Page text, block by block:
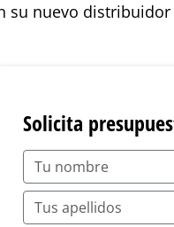
su nuevo
Solicita